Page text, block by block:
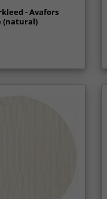
- Avafors
(natural)